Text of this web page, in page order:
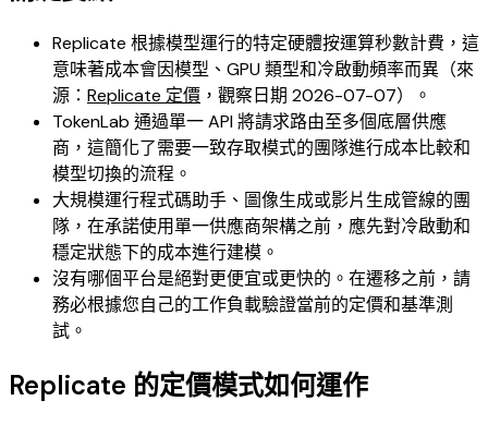
Replicate 根據模型運行的特定硬體按運算秒數計費，這
意味著成本會因模型、GPU 類型和冷啟動頻率而異（來
源： Replicate 定價 ，觀察日期 2026-07-07）。
TokenLab 通過單一 API 將請求路由至多個底層供應
商，這簡化了需要一致存取模式的團隊進行成本比較和
模型切換的流程。
大規模運行程式碼助手、圖像生成或影片生成管線的團
隊，在承諾使用單一供應商架構之前，應先對冷啟動和
穩定狀態下的成本進行建模。
沒有哪個平台是絕對更便宜或更快的。在遷移之前，請
務必根據您自己的工作負載驗證當前的定價和基準測
試。
Replicate 的定價模式如何運作